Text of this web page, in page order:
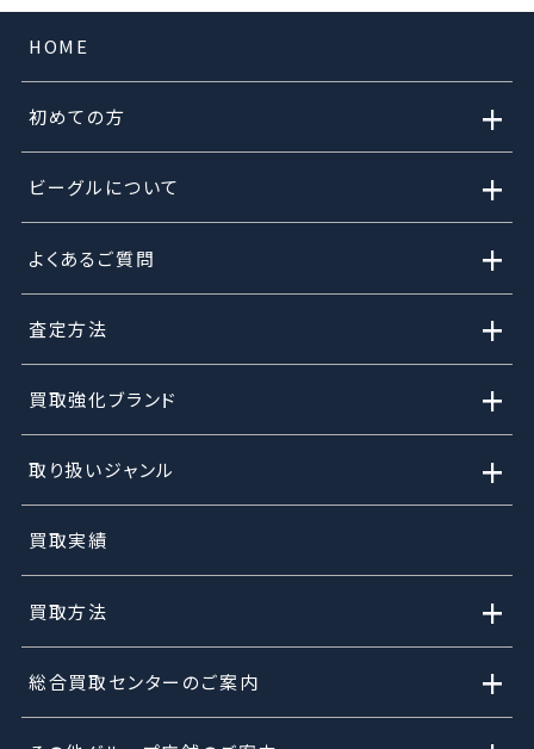
HOME
初めての方 +
ビーグルについて +
よくあるご質問 +
査定方法 +
買取強化ブランド +
取り扱いジャンル +
買取実績
買取方法 +
総合買取センターのご案内 +